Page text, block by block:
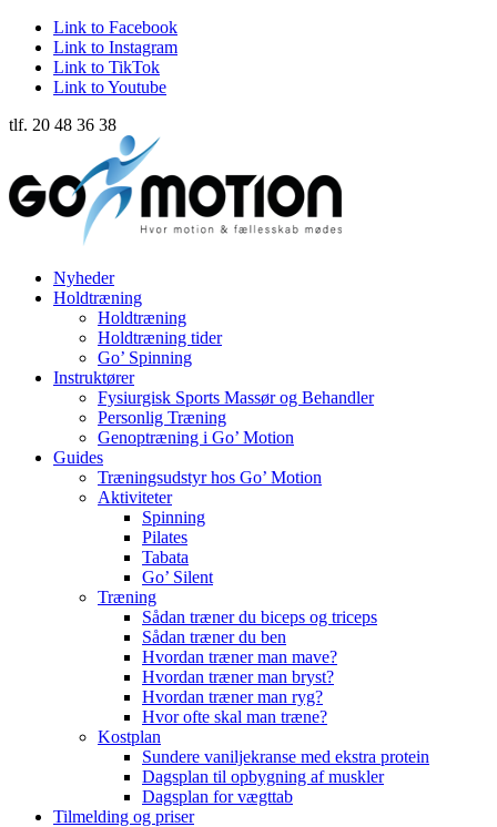
Link to Facebook
Link to Instagram
Link to TikTok
Link to Youtube
tlf. 20 48 36 38
Nyheder
Holdtræning
Holdtræning
Holdtræning tider
Go’ Spinning
Instruktører
Fysiurgisk Sports Massør og Behandler
Personlig Træning
Genoptræning i Go’ Motion
Guides
Træningsudstyr hos Go’ Motion
Aktiviteter
Spinning
Pilates
Tabata
Go’ Silent
Træning
Sådan træner du biceps og triceps
Sådan træner du ben
Hvordan træner man mave?
Hvordan træner man bryst?
Hvordan træner man ryg?
Hvor ofte skal man træne?
Kostplan
Sundere vaniljekranse med ekstra protein
Dagsplan til opbygning af muskler
Dagsplan for vægttab
Tilmelding og priser